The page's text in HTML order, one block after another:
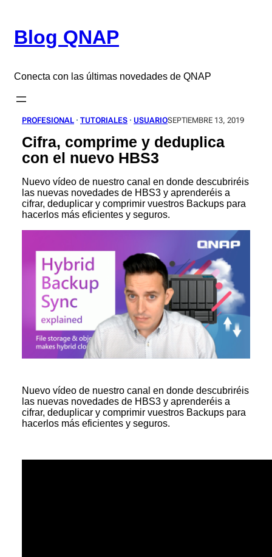
contenido
Blog QNAP
Conecta con las últimas novedades de QNAP
PROFESIONAL · TUTORIALES · USUARIOSEPTIEMBRE 13, 2019
Cifra, comprime y deduplica
con el nuevo HBS3
Nuevo vídeo de nuestro canal en donde descubriréis
las nuevas novedades de HBS3 y aprenderéis a
cifrar, deduplicar y comprimir vuestros Backups para
hacerlos más eficientes y seguros.
Nuevo vídeo de nuestro canal en donde descubriréis
las nuevas novedades de HBS3 y aprenderéis a
cifrar, deduplicar y comprimir vuestros Backups para
hacerlos más eficientes y seguros.